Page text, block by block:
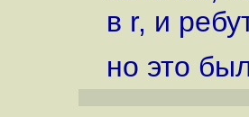
в r, и
но это